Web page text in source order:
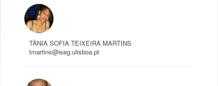
TÂNIA SOFIA TEIXEIRA MARTINS
tmartins@iseg.ulisboa.pt